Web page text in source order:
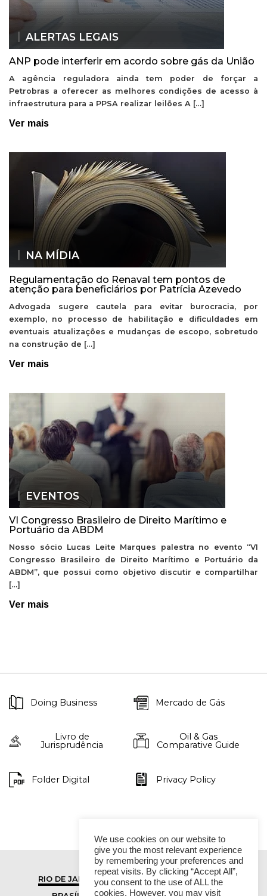
ALERTAS LEGAIS
ANP pode interferir em acordo sobre gás da União
A agência reguladora ainda tem poder de forçar a
Petrobras a oferecer as melhores condições de acesso à
infraestrutura para a PPSA realizar leilões A […]
Ver mais
NA MÍDIA
Regulamentação do Renaval tem pontos de
atenção para beneficiários por Patrícia Azevedo
Advogada sugere cautela para evitar burocracia, por
exemplo, no processo de habilitação e dificuldades em
eventuais atualizações e mudanças de escopo, sobretudo
na construção de […]
Ver mais
EVENTOS
VI Congresso Brasileiro de Direito Marítimo e
Portuário da ABDM
Nosso sócio Lucas Leite Marques palestra no evento “VI
Congresso Brasileiro de Direito Marítimo e Portuário da
ABDM”, que possui como objetivo discutir e compartilhar
[…]
Ver mais
Doing Business Mercado de Gás
Livro de
Jurisprudência
Oil & Gas
Comparative Guide
Folder Digital Privacy Policy
RIO DE JANEIRO
SÃO PAULO
We use cookies on our website to
give you the most relevant experience
by remembering your preferences and
repeat visits. By clicking “Accept All”,
you consent to the use of ALL the
cookies. However, you may visit